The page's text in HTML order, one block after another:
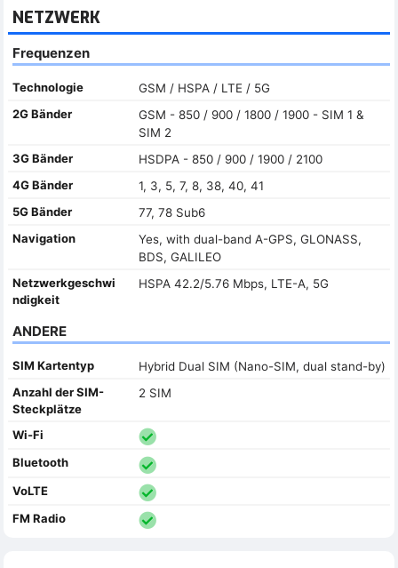
NETZWERK
Frequenzen
Technologie
GSM / HSPA / LTE / 5G
2G Bänder
GSM - 850 / 900 / 1800 / 1900 - SIM 1 &
SIM 2
3G Bänder
HSDPA - 850 / 900 / 1900 / 2100
4G Bänder
1, 3, 5, 7, 8, 38, 40, 41
5G Bänder
77, 78 Sub6
Navigation
Yes, with dual-band A-GPS, GLONASS,
BDS, GALILEO
Netzwerkgeschwi
ndigkeit
HSPA 42.2/5.76 Mbps, LTE-A, 5G
ANDERE
SIM Kartentyp
Hybrid Dual SIM (Nano-SIM, dual stand-by)
Anzahl der SIM-
Steckplätze
2 SIM
Wi-Fi
Bluetooth
VoLTE
FM Radio